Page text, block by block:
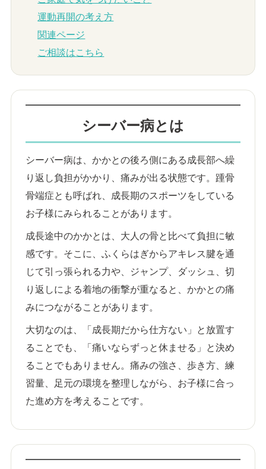
運動再開の考え方
関連ページ
ご相談はこちら
シーバー病とは
シーバー病は、かかとの後ろ側にある成長部へ繰
り返し負担がかかり、痛みが出る状態です。踵骨
骨端症とも呼ばれ、成長期のスポーツをしている
お子様にみられることがあります。
成長途中のかかとは、大人の骨と比べて負担に敏
感です。そこに、ふくらはぎからアキレス腱を通
じて引っ張られる力や、ジャンプ、ダッシュ、切
り返しによる着地の衝撃が重なると、かかとの痛
みにつながることがあります。
大切なのは、「成長期だから仕方ない」と放置す
ることでも、「痛いならずっと休ませる」と決め
ることでもありません。痛みの強さ、歩き方、練
習量、足元の環境を整理しながら、お子様に合っ
た進め方を考えることです。